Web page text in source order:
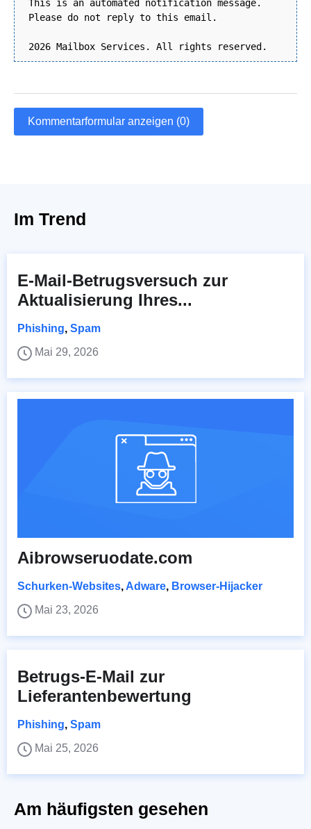
This is an automated notification message.
Please do not reply to this email.
2026 Mailbox Services. All rights reserved.
Kommentarformular anzeigen (0)
Im Trend
E-Mail-Betrugsversuch zur
Aktualisierung Ihres...
Phishing, Spam
Mai 29, 2026
Aibrowseruodate.com
Schurken-Websites, Adware, Browser-Hijacker
Mai 23, 2026
Betrugs-E-Mail zur
Lieferantenbewertung
Phishing, Spam
Mai 25, 2026
Am häufigsten gesehen